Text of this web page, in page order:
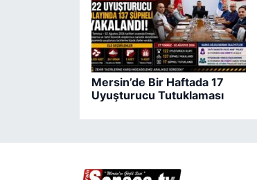
Mersin’de Bir Haftada 17
Uyuşturucu Tutuklaması